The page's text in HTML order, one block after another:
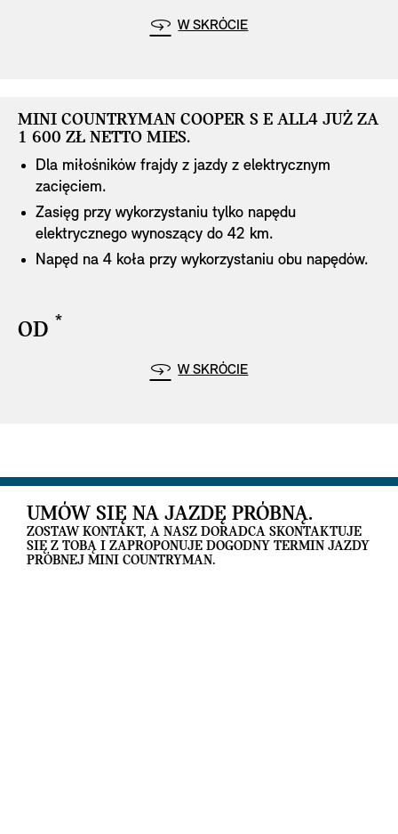
W SKRÓCIE
Highlights
MINI COUNTRYMAN COOPER S E ALL4 JUŻ ZA
1 600 ZŁ NETTO MIES.
Dla miłośników frajdy z jazdy z elektrycznym
zacięciem.
Zasięg przy wykorzystaniu tylko napędu
elektrycznego wynoszący do 42 km.
Napęd na 4 koła przy wykorzystaniu obu napędów.
OD *
W SKRÓCIE
MINI COUNTRYMAN COOPER S E ALL4 JUŻ ZA
disclaimer
Highlights
UMÓW SIĘ NA JAZDĘ PRÓBNĄ.
ZOSTAW KONTAKT, A NASZ DORADCA SKONTAKTUJE
SIĘ Z TOBĄ I ZAPROPONUJE DOGODNY TERMIN JAZDY
PRÓBNEJ MINI COUNTRYMAN.